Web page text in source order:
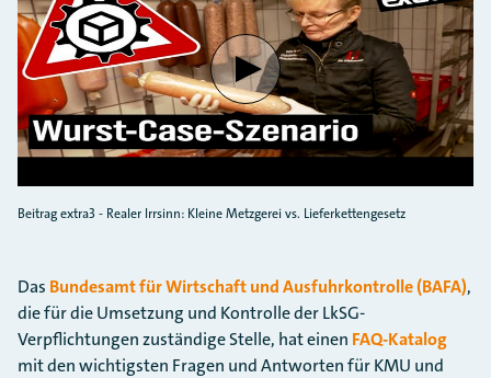
Verbindung mit Youtube
Beitrag extra3 - Realer Irrsinn: Kleine Metzgerei vs. Lieferkettengesetz
Das Bundesamt für Wirtschaft und Ausfuhrkontrolle (BAFA),
die für die Umsetzung und Kontrolle der LkSG-
Verpflichtungen zuständige Stelle, hat einen FAQ-Katalog
mit den wichtigsten Fragen und Antworten für KMU und